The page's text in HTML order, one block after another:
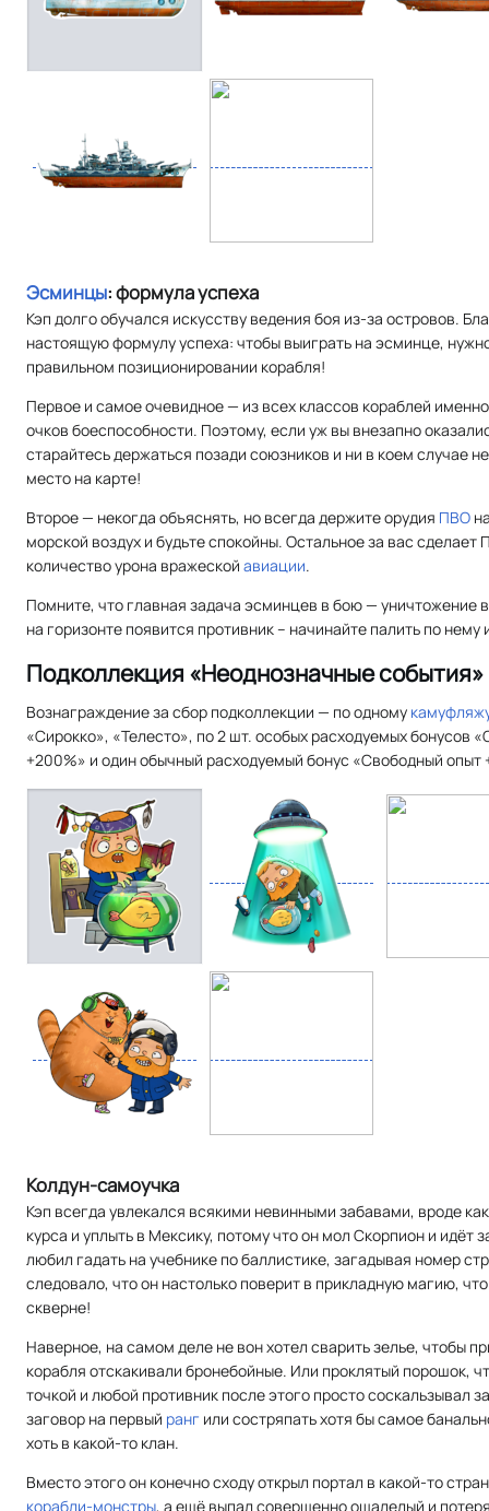
Эсминцы: формула успеха
Кэп долго обучался искусству ведения боя из-за островов.
настоящую формулу успеха: чтобы выиграть на эсминце,
правильном позиционировании корабля!
Первое и самое очевидное — из всех классов кораблей
очков боеспособности. Поэтому, если уж вы внезапно
старайтесь держаться позади союзников и ни в коем случае
место на карте!
Второе — некогда объяснять, но всегда держите орудия ПВО
морской воздух и будьте спокойны. Остальное за вас
количество урона вражеской авиации.
Помните, что главная задача эсминцев в бою — уничтожение
на горизонте появится противник – начинайте палить по нему
Подколлекция «Неоднозначные события»
Вознаграждение за сбор подколлекции — по одному
«Сирокко», «Телесто», по 2 шт. особых расходуемых бонусов
+200%» и один обычный расходуемый бонус «Свободный опыт
Колдун-самоучка
Кэп всегда увлекался всякими невинными забавами, вроде
курса и уплыть в Мексику, потому что он мол Скорпион и идёт
любил гадать на учебнике по баллистике, загадывая номер
следовало, что он настолько поверит в прикладную магию,
скверне!
Наверное, на самом деле не вон хотел сварить зелье, чтобы
корабля отскакивали бронебойные. Или проклятый порошок,
точкой и любой противник после этого просто соскальзывал
заговор на первый ранг или состряпать хотя бы самое
хоть в какой-то клан.
Вместо этого он конечно сходу открыл портал в какой-то
корабли-монстры, а ещё выпал совершенно ошалелый и